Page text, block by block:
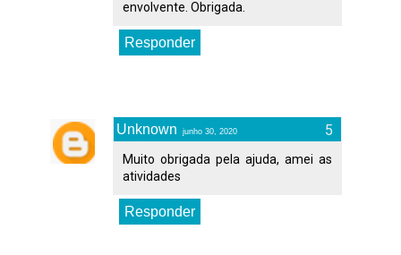
envolvente. Obrigada.
Responder
Unknown junho 30, 2020
Muito obrigada pela ajuda, amei as
atividades
Responder